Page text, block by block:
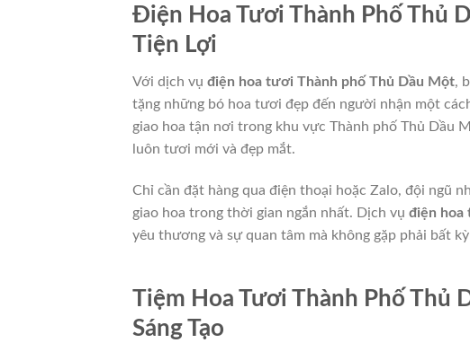
Điện Hoa Tươi Thành Phố Thủ
Tiện Lợi
Với dịch vụ điện hoa tươi Thành phố Thủ Dầu Một,
tặng những bó hoa tươi đẹp đến người nhận một
giao hoa tận nơi trong khu vực Thành phố Thủ Dầu
luôn tươi mới và đẹp mắt.
Chỉ cần đặt hàng qua điện thoại hoặc Zalo, đội ngũ
giao hoa trong thời gian ngắn nhất. Dịch vụ điện hoa
yêu thương và sự quan tâm mà không gặp phải bất
Tiệm Hoa Tươi Thành Phố Thủ
Sáng Tạo